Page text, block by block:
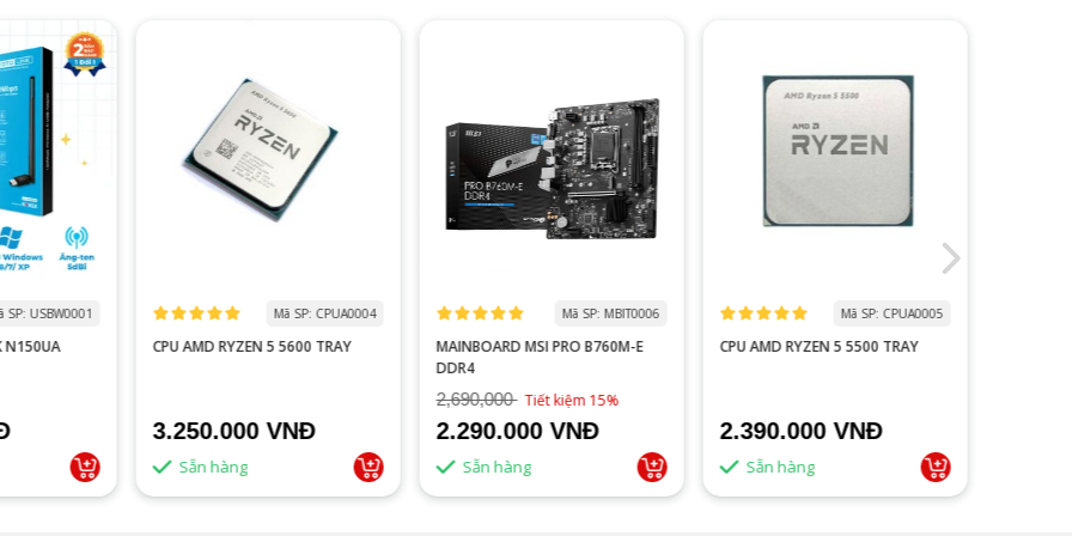
SP: USBW0001
N150UA
Mã SP: CPUA0004
CPU AMD RYZEN 5 5600 TRAY
3.250.000 VNĐ
Sẵn hàng
Mã SP: MBIT0006
MAINBOARD MSI PRO B760M-E
DDR4
2,690,000 Tiết kiệm 15%
2.290.000 VNĐ
Sẵn hàng
Mã SP: CPUA0005
CPU AMD RYZEN 5 5500 TRAY
2.390.000 VNĐ
Sẵn hàng